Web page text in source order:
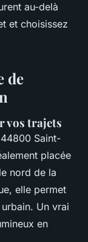
au-delà
et choisissez
de
vos trajets
Saint-
placée
nord de la
elle permet
Un vrai
en